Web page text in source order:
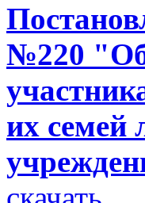
№220 "Об
их семей